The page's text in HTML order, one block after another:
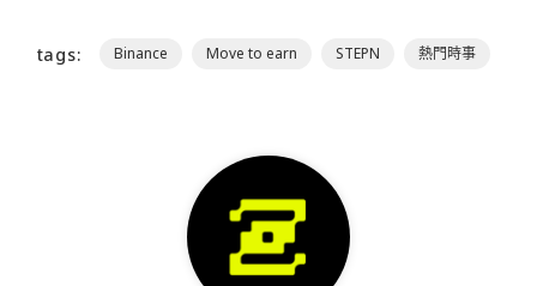
tags: Binance Move to earn STEPN 熱門時事